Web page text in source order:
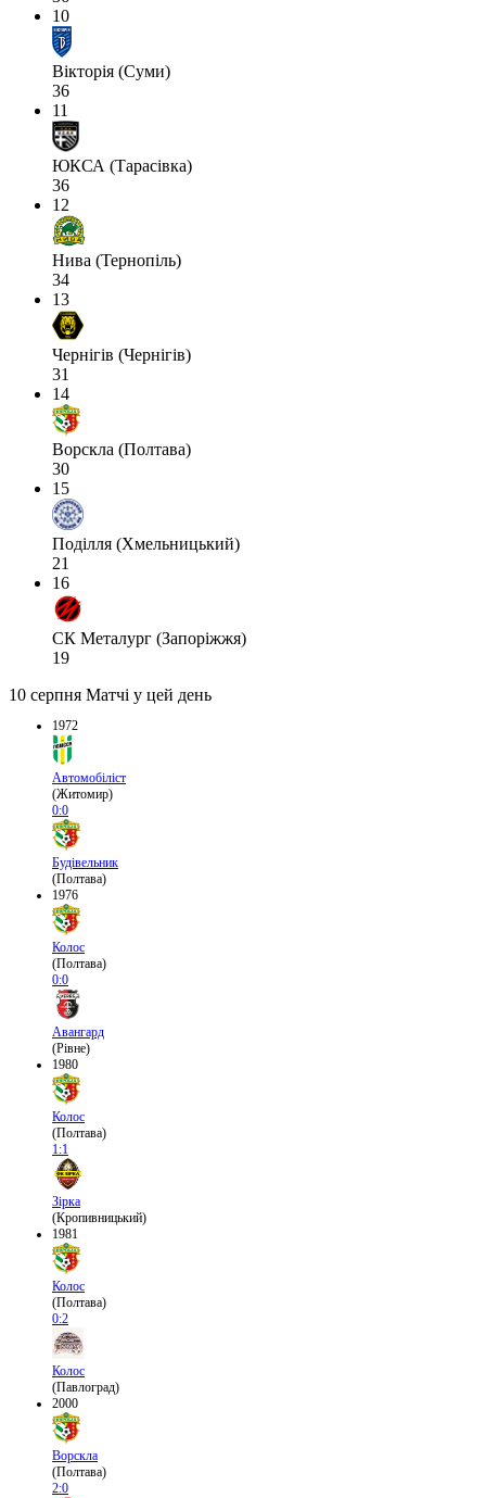
10
Вікторія (Суми)
36
11
ЮКСА (Тарасівка)
36
12
Нива (Тернопіль)
34
13
Чернігів (Чернігів)
31
14
Ворскла (Полтава)
30
15
Поділля (Хмельницький)
21
16
СК Металург (Запоріжжя)
19
10 серпня Матчі у цей день
1972
Автомобіліст
(Житомир)
0:0
Будівельник
(Полтава)
1976
Колос
(Полтава)
0:0
Авангард
(Рівне)
1980
Колос
(Полтава)
1:1
Зірка
(Кропивницький)
1981
Колос
(Полтава)
0:2
Колос
(Павлоград)
2000
Ворскла
(Полтава)
2:0